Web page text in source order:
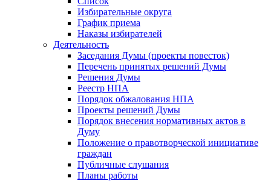
Избирательные округа
График приема
Наказы избирателей
Деятельность
Заседания Думы (проекты повесток)
Перечень принятых решений Думы
Решения Думы
Реестр НПА
Порядок обжалования НПА
Проекты решений Думы
Порядок внесения нормативных актов в
Думу
Положение о правотворческой инициативе
граждан
Публичные слушания
Планы работы